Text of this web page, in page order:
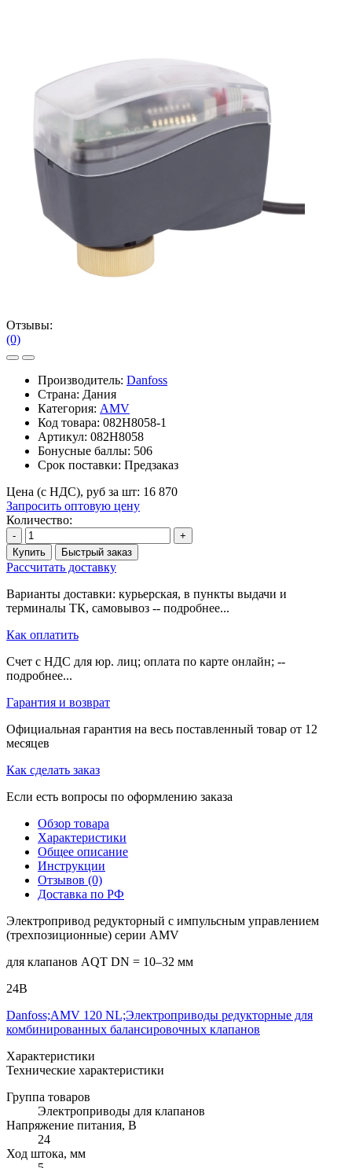
Отзывы:
(0)
Производитель: Danfoss
Страна: Дания
Категория: AMV
Код товара: 082H8058-1
Артикул: 082H8058
Бонусные баллы: 506
Срок поставки: Предзаказ
Цена (с НДС), руб за шт: 16 870
Запросить оптовую цену
Количество:
-
+
Купить
Быстрый заказ
Рассчитать доставку
Варианты доставки: курьерская, в пункты выдачи и
терминалы ТК, самовывоз -- подробнее...
Как оплатить
Счет с НДС для юр. лиц; оплата по карте онлайн; --
подробнее...
Гарантия и возврат
Официальная гарантия на весь поставленный товар от 12
месяцев
Как сделать заказ
Если есть вопросы по оформлению заказа
Обзор товара
Характеристики
Общее описание
Инструкции
Отзывов (0)
Доставка по РФ
Электропривод редукторный с импульсным управлением
(трехпозиционные) серии AMV
для клапанов AQT DN = 10–32 мм
24В
Danfoss;AMV 120 NL;Электроприводы редукторные для
комбинированных балансировочных клапанов
Характеристики
Технические характеристики
Группа товаров
Электроприводы для клапанов
Напряжение питания, В
24
Ход штока, мм